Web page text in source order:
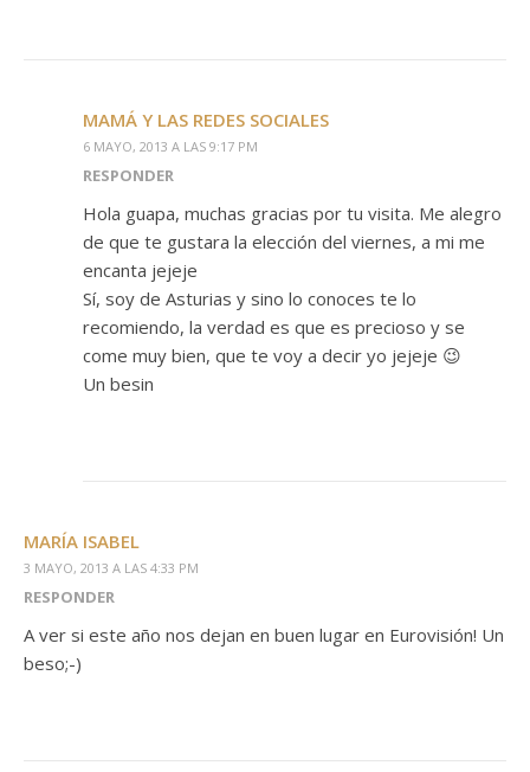
MAMÁ Y LAS REDES SOCIALES
6 MAYO, 2013 A LAS 9:17 PM
RESPONDER
Hola guapa, muchas gracias por tu visita. Me alegro
de que te gustara la elección del viernes, a mi me
encanta jejeje
Sí, soy de Asturias y sino lo conoces te lo
recomiendo, la verdad es que es precioso y se
come muy bien, que te voy a decir yo jejeje 😉
Un besin
MARÍA ISABEL
3 MAYO, 2013 A LAS 4:33 PM
RESPONDER
A ver si este año nos dejan en buen lugar en Eurovisión! Un
beso;-)